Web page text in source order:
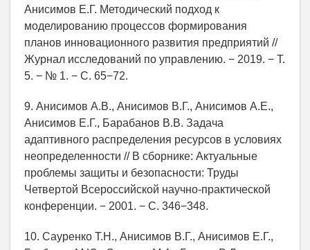
Анисимов Е.Г. Методический подход к
моделированию процессов формирования
планов инновационного развития предприятий //
Журнал исследований по управлению. − 2019. − Т.
5. − № 1. − С. 65−72.
9. Анисимов А.В., Анисимов В.Г., Анисимов А.Е.,
Анисимов Е.Г., Барабанов В.В. Задача
адаптивного распределения ресурсов в условиях
неопределенности // В сборнике: Актуальные
проблемы защиты и безопасности: Труды
Четвертой Всероссийской научно-практической
конференции. − 2001. − С. 346−348.
10. Сауренко Т.Н., Анисимов В.Г., Анисимов Е.Г.,